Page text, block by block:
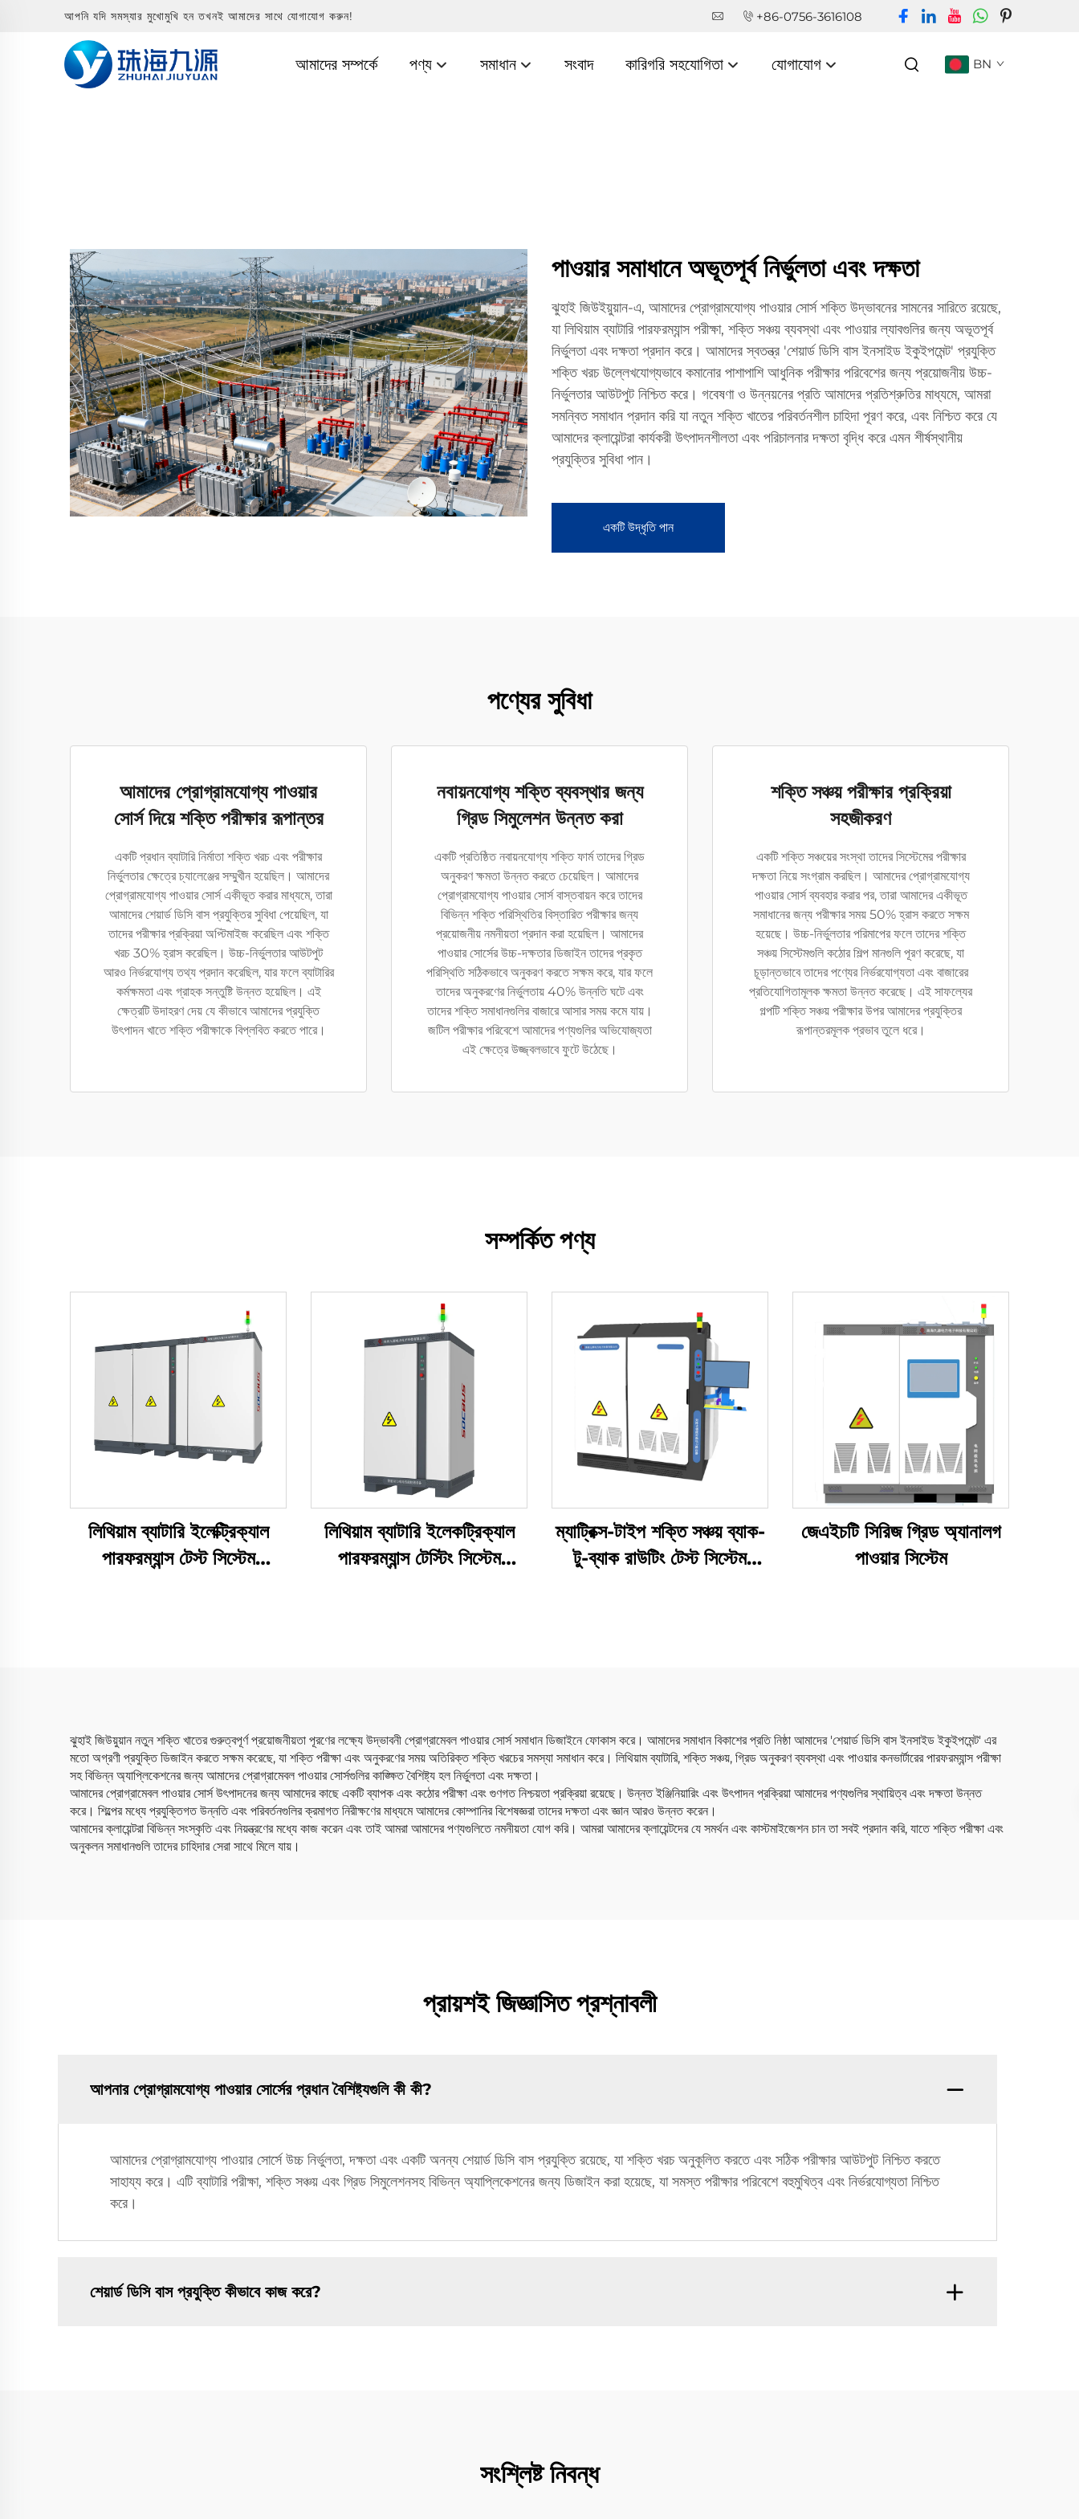
আপনি যদি সমস্যার মুখোমুখি হন তখনই আমাদের সাথে যোগাযোগ করুন! +86-0756-3616108
আমাদের সম্পর্কে পণ্য সমাধান সংবাদ কারিগরি সহযোগিতা যোগাযোগ BN
পাওয়ার সমাধানে অভূতপূর্ব নির্ভুলতা এবং দক্ষতা
ঝুহাই জিউইয়ুয়ান-এ, আমাদের প্রোগ্রামযোগ্য পাওয়ার সোর্স শক্তি উদ্ভাবনের সামনের সারিতে রয়েছে,
যা লিথিয়াম ব্যাটারি পারফরম্যান্স পরীক্ষা, শক্তি সঞ্চয় ব্যবস্থা এবং পাওয়ার ল্যাবগুলির জন্য অভূতপূর্ব
নির্ভুলতা এবং দক্ষতা প্রদান করে। আমাদের স্বতন্ত্র 'শেয়ার্ড ডিসি বাস ইনসাইড ইকুইপমেন্ট' প্রযুক্তি
শক্তি খরচ উল্লেখযোগ্যভাবে কমানোর পাশাপাশি আধুনিক পরীক্ষার পরিবেশের জন্য প্রয়োজনীয় উচ্চ-
নির্ভুলতার আউটপুট নিশ্চিত করে। গবেষণা ও উন্নয়নের প্রতি আমাদের প্রতিশ্রুতির মাধ্যমে, আমরা
সমন্বিত সমাধান প্রদান করি যা নতুন শক্তি খাতের পরিবর্তনশীল চাহিদা পূরণ করে, এবং নিশ্চিত করে যে
আমাদের ক্লায়েন্টরা কার্যকরী উৎপাদনশীলতা এবং পরিচালনার দক্ষতা বৃদ্ধি করে এমন শীর্ষস্থানীয়
প্রযুক্তির সুবিধা পান।
একটি উদ্ধৃতি পান
পণ্যের সুবিধা
আমাদের প্রোগ্রামযোগ্য পাওয়ার
সোর্স দিয়ে শক্তি পরীক্ষার রূপান্তর
একটি প্রধান ব্যাটারি নির্মাতা শক্তি খরচ এবং পরীক্ষার
নির্ভুলতার ক্ষেত্রে চ্যালেঞ্জের সম্মুখীন হয়েছিল। আমাদের
প্রোগ্রামযোগ্য পাওয়ার সোর্স একীভূত করার মাধ্যমে, তারা
আমাদের শেয়ার্ড ডিসি বাস প্রযুক্তির সুবিধা পেয়েছিল, যা
তাদের পরীক্ষার প্রক্রিয়া অপ্টিমাইজ করেছিল এবং শক্তি
খরচ 30% হ্রাস করেছিল। উচ্চ-নির্ভুলতার আউটপুট
আরও নির্ভরযোগ্য তথ্য প্রদান করেছিল, যার ফলে ব্যাটারির
কর্মক্ষমতা এবং গ্রাহক সন্তুষ্টি উন্নত হয়েছিল। এই
ক্ষেত্রটি উদাহরণ দেয় যে কীভাবে আমাদের প্রযুক্তি
উৎপাদন খাতে শক্তি পরীক্ষাকে বিপ্লবিত করতে পারে।
নবায়নযোগ্য শক্তি ব্যবস্থার জন্য
গ্রিড সিমুলেশন উন্নত করা
একটি প্রতিষ্ঠিত নবায়নযোগ্য শক্তি ফার্ম তাদের গ্রিড
অনুকরণ ক্ষমতা উন্নত করতে চেয়েছিল। আমাদের
প্রোগ্রামযোগ্য পাওয়ার সোর্স বাস্তবায়ন করে তাদের
বিভিন্ন শক্তি পরিস্থিতির বিস্তারিত পরীক্ষার জন্য
প্রয়োজনীয় নমনীয়তা প্রদান করা হয়েছিল। আমাদের
পাওয়ার সোর্সের উচ্চ-দক্ষতার ডিজাইন তাদের প্রকৃত
পরিস্থিতি সঠিকভাবে অনুকরণ করতে সক্ষম করে, যার ফলে
তাদের অনুকরণের নির্ভুলতায় 40% উন্নতি ঘটে এবং
তাদের শক্তি সমাধানগুলির বাজারে আসার সময় কমে যায়।
জটিল পরীক্ষার পরিবেশে আমাদের পণ্যগুলির অভিযোজ্যতা
এই ক্ষেত্রে উজ্জ্বলভাবে ফুটে উঠেছে।
শক্তি সঞ্চয় পরীক্ষার প্রক্রিয়া
সহজীকরণ
একটি শক্তি সঞ্চয়ের সংস্থা তাদের সিস্টেমের পরীক্ষার
দক্ষতা নিয়ে সংগ্রাম করছিল। আমাদের প্রোগ্রামযোগ্য
পাওয়ার সোর্স ব্যবহার করার পর, তারা আমাদের একীভূত
সমাধানের জন্য পরীক্ষার সময় 50% হ্রাস করতে সক্ষম
হয়েছে। উচ্চ-নির্ভুলতার পরিমাপের ফলে তাদের শক্তি
সঞ্চয় সিস্টেমগুলি কঠোর শিল্প মানগুলি পূরণ করেছে, যা
চূড়ান্তভাবে তাদের পণ্যের নির্ভরযোগ্যতা এবং বাজারের
প্রতিযোগিতামূলক ক্ষমতা উন্নত করেছে। এই সাফল্যের
গল্পটি শক্তি সঞ্চয় পরীক্ষার উপর আমাদের প্রযুক্তির
রূপান্তরমূলক প্রভাব তুলে ধরে।
সম্পর্কিত পণ্য
লিথিয়াম ব্যাটারি ইলেক্ট্রিক্যাল
পারফরম্যান্স টেস্ট সিস্টেম
লিথিয়াম ব্যাটারি ইলেকট্রিক্যাল
পারফরম্যান্স টেস্টিং সিস্টেম
ম্যাট্রিক্স-টাইপ শক্তি সঞ্চয় ব্যাক-
টু-ব্যাক রাউটিং টেস্ট সিস্টেম
জেএইচটি সিরিজ গ্রিড অ্যানালগ
পাওয়ার সিস্টেম
ঝুহাই জিউয়ুয়ান নতুন শক্তি খাতের গুরুত্বপূর্ণ প্রয়োজনীয়তা পূরণের লক্ষ্যে উদ্ভাবনী প্রোগ্রামেবল পাওয়ার সোর্স সমাধান ডিজাইনে ফোকাস করে। আমাদের সমাধান বিকাশের প্রতি নিষ্ঠা আমাদের 'শেয়ার্ড ডিসি বাস ইনসাইড ইকুইপমেন্ট' এর
মতো অগ্রণী প্রযুক্তি ডিজাইন করতে সক্ষম করেছে, যা শক্তি পরীক্ষা এবং অনুকরণের সময় অতিরিক্ত শক্তি খরচের সমস্যা সমাধান করে। লিথিয়াম ব্যাটারি, শক্তি সঞ্চয়, গ্রিড অনুকরণ ব্যবস্থা এবং পাওয়ার কনভার্টারের পারফরম্যান্স পরীক্ষা
সহ বিভিন্ন অ্যাপ্লিকেশনের জন্য আমাদের প্রোগ্রামেবল পাওয়ার সোর্সগুলির কাঙ্ক্ষিত বৈশিষ্ট্য হল নির্ভুলতা এবং দক্ষতা।
আমাদের প্রোগ্রামেবল পাওয়ার সোর্স উৎপাদনের জন্য আমাদের কাছে একটি ব্যাপক এবং কঠোর পরীক্ষা এবং গুণগত নিশ্চয়তা প্রক্রিয়া রয়েছে। উন্নত ইঞ্জিনিয়ারিং এবং উৎপাদন প্রক্রিয়া আমাদের পণ্যগুলির স্থায়িত্ব এবং দক্ষতা উন্নত
করে। শিল্পের মধ্যে প্রযুক্তিগত উন্নতি এবং পরিবর্তনগুলির ক্রমাগত নিরীক্ষণের মাধ্যমে আমাদের কোম্পানির বিশেষজ্ঞরা তাদের দক্ষতা এবং জ্ঞান আরও উন্নত করেন।
আমাদের ক্লায়েন্টরা বিভিন্ন সংস্কৃতি এবং নিয়ন্ত্রণের মধ্যে কাজ করেন এবং তাই আমরা আমাদের পণ্যগুলিতে নমনীয়তা যোগ করি। আমরা আমাদের ক্লায়েন্টদের যে সমর্থন এবং কাস্টমাইজেশন চান তা সবই প্রদান করি, যাতে শক্তি পরীক্ষা এবং
অনুকলন সমাধানগুলি তাদের চাহিদার সেরা সাথে মিলে যায়।
প্রায়শই জিজ্ঞাসিত প্রশ্নাবলী
আপনার প্রোগ্রামযোগ্য পাওয়ার সোর্সের প্রধান বৈশিষ্ট্যগুলি কী কী?
আমাদের প্রোগ্রামযোগ্য পাওয়ার সোর্সে উচ্চ নির্ভুলতা, দক্ষতা এবং একটি অনন্য শেয়ার্ড ডিসি বাস প্রযুক্তি রয়েছে, যা শক্তি খরচ অনুকূলিত করতে এবং সঠিক পরীক্ষার আউটপুট নিশ্চিত করতে
সাহায্য করে। এটি ব্যাটারি পরীক্ষা, শক্তি সঞ্চয় এবং গ্রিড সিমুলেশনসহ বিভিন্ন অ্যাপ্লিকেশনের জন্য ডিজাইন করা হয়েছে, যা সমস্ত পরীক্ষার পরিবেশে বহুমুখিত্ব এবং নির্ভরযোগ্যতা নিশ্চিত
করে।
শেয়ার্ড ডিসি বাস প্রযুক্তি কীভাবে কাজ করে?
সংশ্লিষ্ট নিবন্ধ